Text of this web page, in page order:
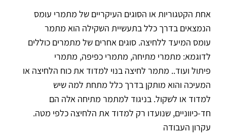
אחת הקטגוריות או הסוגים העיקריים של מתמרי עומס
הנמצאים בדרך כלל בתעשיית השקילה הוא מתמר
עומס המיעד ללחיצה. סוגים אחרים של מתמרים כוללים
לדוגמא: מתמרי מתיחה, מתמרי כפיפה, מתמרי
פיתול ועוד.. מתמר לחיצה בנוי למדוד את כוח הלחיצה או
המעיכה והוא מותקן בדרך כלל מתחת למה שיש
למדוד או לשקול. בניגוד למתמר מתיחה אלה הם
חד-כיווניים, שנועדו רק למדוד את הלחיצה כלפי מטה.
עקרון העבודה